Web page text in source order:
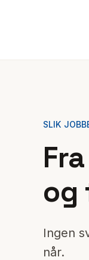
SLIK
og
Ingen
når.